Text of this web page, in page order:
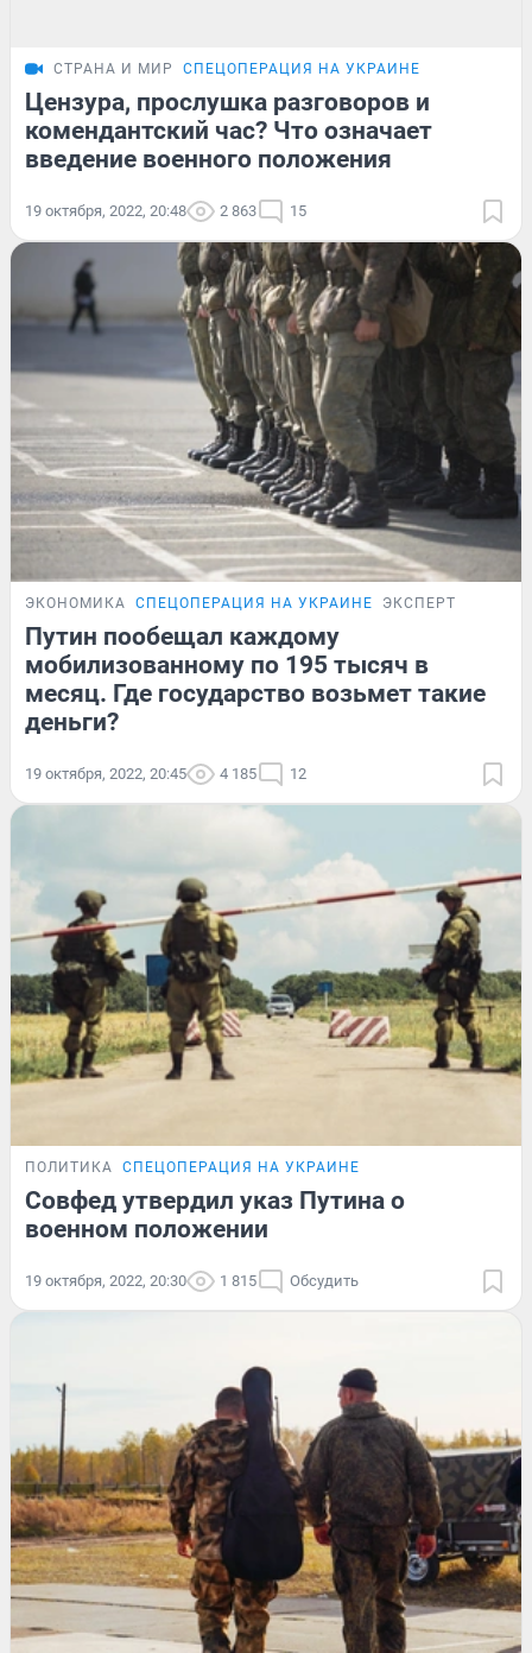
СТРАНА И МИР СПЕЦОПЕРАЦИЯ НА УКРАИНЕ
Цензура, прослушка разговоров и
комендантский час? Что означает
введение военного положения
19 октября, 2022, 20:48 2 863 15
ЭКОНОМИКА СПЕЦОПЕРАЦИЯ НА УКРАИНЕ ЭКСПЕРТ
Путин пообещал каждому
мобилизованному по 195 тысяч в
месяц. Где государство возьмет такие
деньги?
19 октября, 2022, 20:45 4 185 12
ПОЛИТИКА СПЕЦОПЕРАЦИЯ НА УКРАИНЕ
Совфед утвердил указ Путина о
военном положении
19 октября, 2022, 20:30 1 815 Обсудить